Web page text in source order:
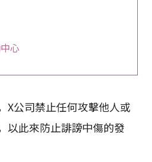
心
X公司禁止任何攻擊他人或
以此來防止誹謗中傷的發